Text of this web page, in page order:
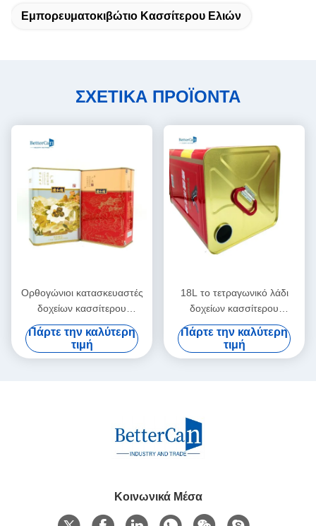
Εμπορευματοκιβώτιο Κασσίτερου Ελιών
ΣΧΕΤΙΚΑ ΠΡΟΪΟΝΤΑ
Ορθογώνιοι κατασκευαστές
δοχείων κασσίτερου
ελαιολάδου 3 λίτρων χωρίς
λαβή
Πάρτε την καλύτερη
τιμή
18L το τετραγωνικό λάδι
δοχείων κασσίτερου
ελαιολάδου μπορεί με την
έκχυση των σωλήνων
Πάρτε την καλύτερη
τιμή
Κοινωνικά Μέσα